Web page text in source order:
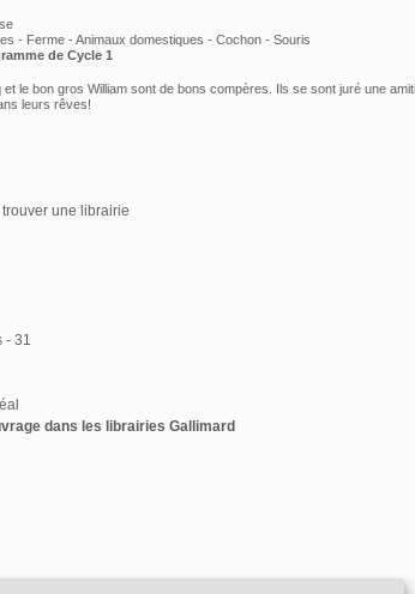
- Ferme - Animaux domestiques - Cochon - Souris
de Cycle 1
le bon gros William sont de bons compères. Ils se sont juré une
leurs rêves!
une librairie
- 31
dans les librairies Gallimard